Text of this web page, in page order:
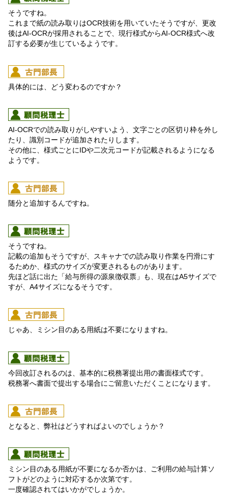
そうですね。
これまで紙の読み取りはOCR技術を用いていたそうですが、更改
後はAI-OCRが採用されることで、現行様式からAI-OCR様式へ改
訂する必要が生じているようです。
具体的には、どう変わるのですか？
AI-OCRでの読み取りがしやすいよう、文字ごとの区切り枠を外し
たり、識別コードが追加されたりします。
その他に、様式ごとにIDや二次元コードが記載されるようになる
ようです。
随分と追加するんですね。
そうですね。
記載の追加もそうですが、スキャナでの読み取り作業を円滑にす
るためか、様式のサイズが変更されるものがあります。
先ほど話に出た「給与所得の源泉徴収票」も、現在はA5サイズで
すが、A4サイズになるそうです。
じゃあ、ミシン目のある用紙は不要になりますね。
今回改訂されるのは、基本的に税務署提出用の書面様式です。
税務署へ書面で提出する場合にご留意いただくことになります。
となると、弊社はどうすればよいのでしょうか？
ミシン目のある用紙が不要になるか否かは、ご利用の給与計算ソ
フトがどのように対応するか次第です。
一度確認されてはいかがでしょうか。